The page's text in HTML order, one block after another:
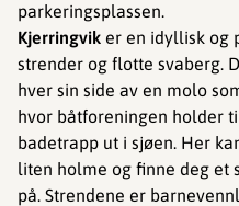
parkeringsplassen.
Kjerringvik er en idyllisk og
strender og flotte svaberg.
hver sin side av en molo
hvor båtforeningen holder
badetrapp ut i sjøen. Her
liten holme og finne deg et
på. Strendene er